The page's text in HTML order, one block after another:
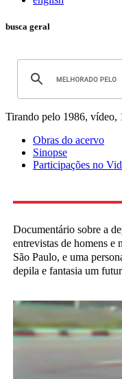
busca geral
Tirando pelo 1986, vídeo,
Obras do acervo
Sinopse
Participações no
Documentário sobre a
entrevistas de homens e
São Paulo, e uma
depila e fantasia um